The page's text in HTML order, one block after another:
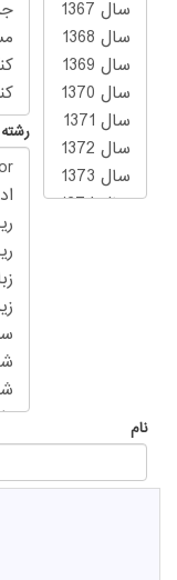
رشته
نام